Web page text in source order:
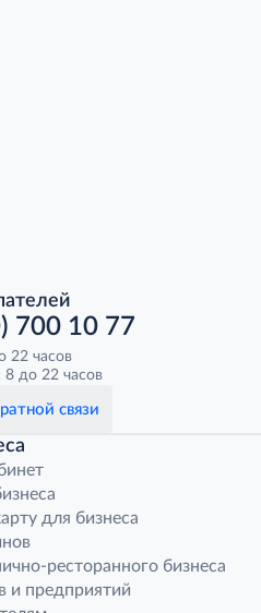
700 10 77
22 часов
до 22 часов
связи
для бизнеса
ресторанного бизнеса
и предприятий